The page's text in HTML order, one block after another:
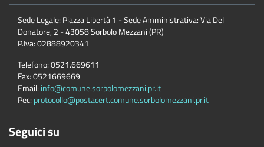
Sede Legale: Piazza Libertà 1 - Sede Amministrativa: Via Del
Donatore, 2 - 43058 Sorbolo Mezzani (PR)
P.Iva:02888920341
Telefono:0521.669611
Fax:0521669669
Email: info@comune.sorbolomezzani.pr.it
Pec: protocollo@postacert.comune.sorbolomezzani.pr.it
Seguici su